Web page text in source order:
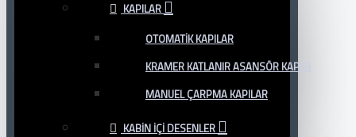
KAPILAR
OTOMATIK KAPILAR
KRAMER KATLANIR ASANSÖR KAPISI
MANUEL ÇARPMA KAPILAR
KABIN İÇI DESENLER